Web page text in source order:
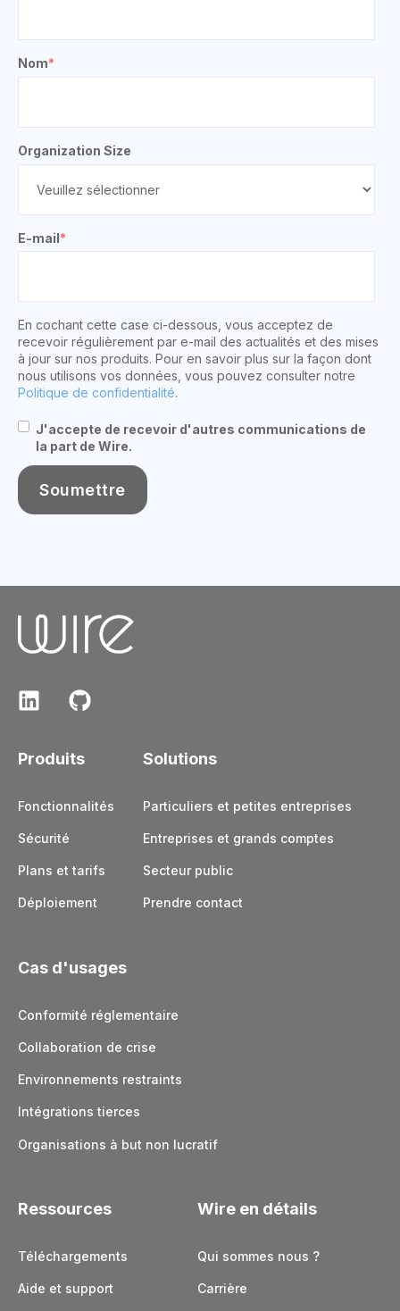
Nom*
Organization Size
E-mail*
En cochant cette case ci-dessous, vous acceptez de
recevoir régulièrement par e-mail des actualités et des mises
à jour sur nos produits. Pour en savoir plus sur la façon dont
nous utilisons vos données, vous pouvez consulter notre
Politique de confidentialité.
J'accepte de recevoir d'autres communications de
la part de Wire.
Produits
Fonctionnalités
Sécurité
Plans et tarifs
Déploiement
Solutions
Particuliers et petites entreprises
Entreprises et grands comptes
Secteur public
Prendre contact
Cas d'usages
Conformité réglementaire
Collaboration de crise
Environnements restraints
Intégrations tierces
Organisations à but non lucratif
Ressources
Téléchargements
Aide et support
Wire en détails
Qui sommes nous ?
Carrière